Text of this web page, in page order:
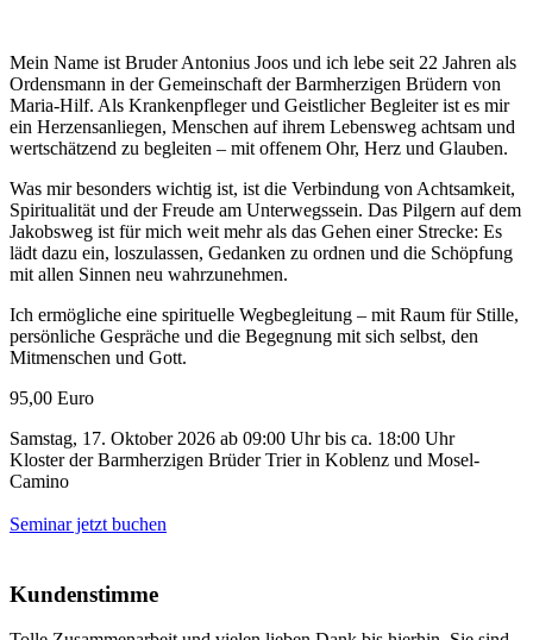
Mein Name ist Bruder Antonius Joos und ich lebe seit 22 Jahren als
Ordensmann in der Gemeinschaft der Barmherzigen Brüdern von
Maria-Hilf. Als Krankenpfleger und Geistlicher Begleiter ist es mir
ein Herzensanliegen, Menschen auf ihrem Lebensweg achtsam und
wertschätzend zu begleiten – mit offenem Ohr, Herz und Glauben.
Was mir besonders wichtig ist, ist die Verbindung von Achtsamkeit,
Spiritualität und der Freude am Unterwegssein. Das Pilgern auf dem
Jakobsweg ist für mich weit mehr als das Gehen einer Strecke: Es
lädt dazu ein, loszulassen, Gedanken zu ordnen und die Schöpfung
mit allen Sinnen neu wahrzunehmen.
Ich ermögliche eine spirituelle Wegbegleitung – mit Raum für Stille,
persönliche Gespräche und die Begegnung mit sich selbst, den
Mitmenschen und Gott.
95,00 Euro
Samstag, 17. Oktober 2026 ab 09:00 Uhr bis ca. 18:00 Uhr
Kloster der Barmherzigen Brüder Trier in Koblenz und Mosel-
Camino
Seminar jetzt buchen
Kundenstimme